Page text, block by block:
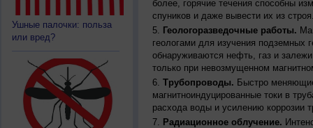
Ушные палочки: польза
или вред?
более, горячие течения способны
спуников и даже вывести их из
Геологоразведочные работы.
геологами для изучения подземных
обнаруживаются нефть, газ и
только при невозмущенном
Трубопроводы. Быстро
магнитноиндуцированные токи в
расхода воды и усилению коррозии
Радиационное облучение.